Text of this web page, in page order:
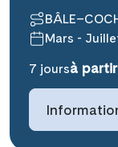
Link
Mars -
7 joursà